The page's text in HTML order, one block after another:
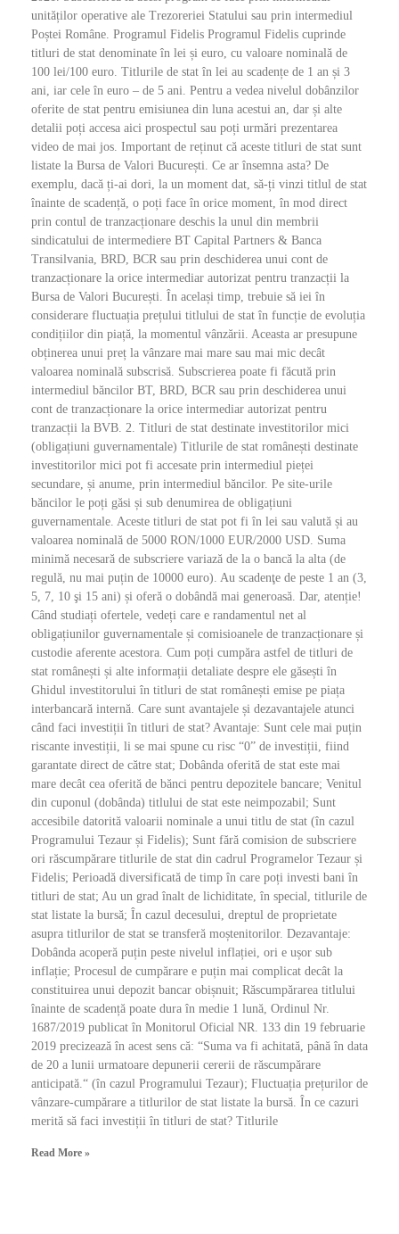
unităților operative ale Trezoreriei Statului sau prin intermediul
Poștei Române. Programul Fidelis Programul Fidelis cuprinde
titluri de stat denominate în lei și euro, cu valoare nominală de
100 lei/100 euro. Titlurile de stat în lei au scadențe de 1 an și 3
ani, iar cele în euro – de 5 ani. Pentru a vedea nivelul dobânzilor
oferite de stat pentru emisiunea din luna acestui an, dar și alte
detalii poți accesa aici prospectul sau poți urmări prezentarea
video de mai jos. Important de reținut că aceste titluri de stat sunt
listate la Bursa de Valori București. Ce ar însemna asta? De
exemplu, dacă ți-ai dori, la un moment dat, să-ți vinzi titlul de stat
înainte de scadență, o poți face în orice moment, în mod direct
prin contul de tranzacționare deschis la unul din membrii
sindicatului de intermediere BT Capital Partners & Banca
Transilvania, BRD, BCR sau prin deschiderea unui cont de
tranzacționare la orice intermediar autorizat pentru tranzacții la
Bursa de Valori București. În același timp, trebuie să iei în
considerare fluctuația prețului titlului de stat în funcție de evoluția
condițiilor din piață, la momentul vânzării. Aceasta ar presupune
obținerea unui preț la vânzare mai mare sau mai mic decât
valoarea nominală subscrisă. Subscrierea poate fi făcută prin
intermediul băncilor BT, BRD, BCR sau prin deschiderea unui
cont de tranzacționare la orice intermediar autorizat pentru
tranzacții la BVB. 2. Titluri de stat destinate investitorilor mici
(obligațiuni guvernamentale) Titlurile de stat românești destinate
investitorilor mici pot fi accesate prin intermediul pieței
secundare, și anume, prin intermediul băncilor. Pe site-urile
băncilor le poți găsi și sub denumirea de obligațiuni
guvernamentale. Aceste titluri de stat pot fi în lei sau valută și au
valoarea nominală de 5000 RON/1000 EUR/2000 USD. Suma
minimă necesară de subscriere variază de la o bancă la alta (de
regulă, nu mai puțin de 10000 euro). Au scadenţe de peste 1 an (3,
5, 7, 10 şi 15 ani) și oferă o dobândă mai generoasă. Dar, atenție!
Când studiați ofertele, vedeți care e randamentul net al
obligațiunilor guvernamentale și comisioanele de tranzacționare și
custodie aferente acestora. Cum poți cumpăra astfel de titluri de
stat românești și alte informații detaliate despre ele găsești în
Ghidul investitorului în titluri de stat românești emise pe piața
interbancară internă. Care sunt avantajele și dezavantajele atunci
când faci investiții în titluri de stat? Avantaje: Sunt cele mai puțin
riscante investiții, li se mai spune cu risc “0” de investiții, fiind
garantate direct de către stat; Dobânda oferită de stat este mai
mare decât cea oferită de bănci pentru depozitele bancare; Venitul
din cuponul (dobânda) titlului de stat este neimpozabil; Sunt
accesibile datorită valoarii nominale a unui titlu de stat (în cazul
Programului Tezaur și Fidelis); Sunt fără comision de subscriere
ori răscumpărare titlurile de stat din cadrul Programelor Tezaur și
Fidelis; Perioadă diversificată de timp în care poți investi bani în
titluri de stat; Au un grad înalt de lichiditate, în special, titlurile de
stat listate la bursă; În cazul decesului, dreptul de proprietate
asupra titlurilor de stat se transferă moștenitorilor. Dezavantaje:
Dobânda acoperă puțin peste nivelul inflației, ori e ușor sub
inflație; Procesul de cumpărare e puțin mai complicat decât la
constituirea unui depozit bancar obișnuit; Răscumpărarea titlului
înainte de scadență poate dura în medie 1 lună, Ordinul Nr.
1687/2019 publicat în Monitorul Oficial NR. 133 din 19 februarie
2019 precizează în acest sens că: “Suma va fi achitată, până în data
de 20 a lunii urmatoare depunerii cererii de răscumpărare
anticipată.“ (în cazul Programului Tezaur); Fluctuația prețurilor de
vânzare-cumpărare a titlurilor de stat listate la bursă. În ce cazuri
merită să faci investiții în titluri de stat? Titlurile
Read More »